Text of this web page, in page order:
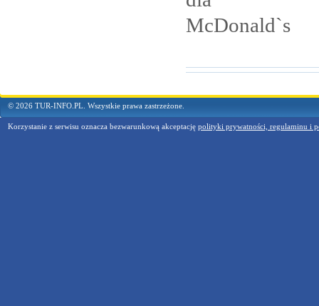
McDonald`s
© 2026 TUR-INFO.PL. Wszystkie prawa zastrzeżone.
Korzystanie z serwisu oznacza bezwarunkową akceptację polityki prywatności, regulaminu i